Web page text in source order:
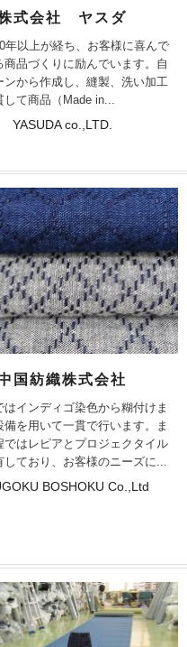
式会社 ヤスダ
年以上が経ち、お客様に喜んで
商品づくりに励んでいます。自
ンから作成し、縫製、洗い加工
して商品（Made in...
YASUDA co.,LTD.
国紡織株式会社
はインディゴ染色から糊付けま
備を用いて一貫で行います。ま
ではレピアとプロジェクタイル
しており、お客様のニーズに...
BOSHOKU Co.,Ltd